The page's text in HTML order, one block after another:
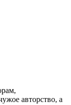
авторство, а